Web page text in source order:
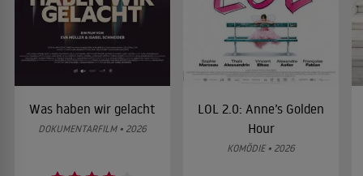
Was haben wir gelacht
DOKUMENTARFILM • 2026
LOL 2.0: Anne’s Golden
Hour
KOMÖDIE • 2026